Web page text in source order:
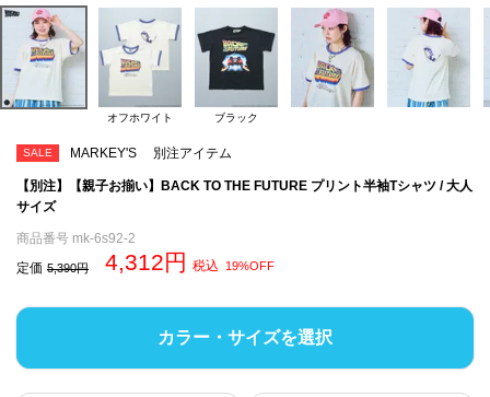
オフホワイト ブラック
SALE MARKEY'S 別注アイテム
【別注】【親子お揃い】BACK TO THE FUTURE プリント半袖Tシャツ / 大人
サイズ
商品番号 mk-6s92-2
定価 5,390 4,312 税込 19%OFF
カラー・サイズを選択